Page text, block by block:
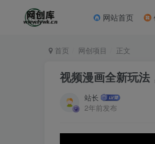
网站首页
首页 网创项目 正文
视频漫画全新玩法
站长
2年前发布